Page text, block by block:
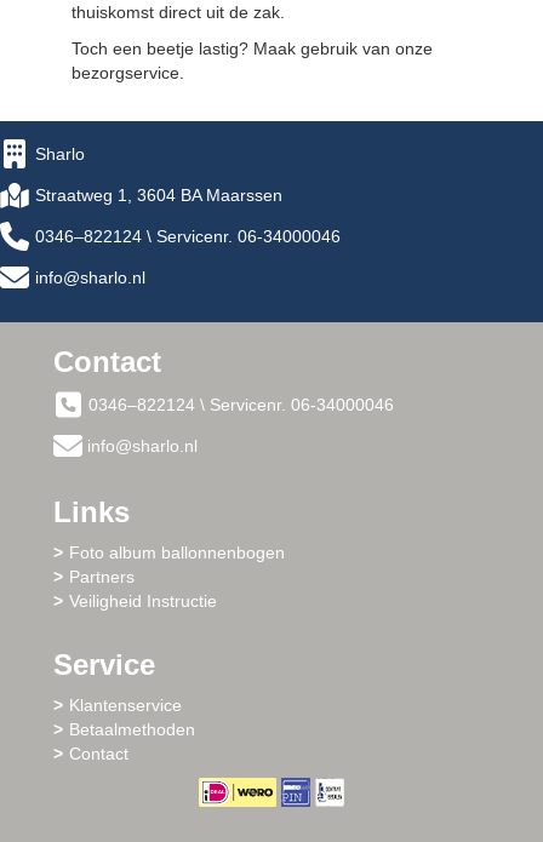
thuiskomst direct uit de zak.
Toch een beetje lastig? Maak gebruik van onze
bezorgservice.
Sharlo
Straatweg 1, 3604 BA Maarssen
0346–822124 \ Servicenr. 06-34000046
info@sharlo.nl
Contact
0346–822124 \ Servicenr. 06-34000046
info@sharlo.nl
Links
Foto album ballonnenbogen
Partners
Veiligheid Instructie
Service
Klantenservice
Betaalmethoden
Contact